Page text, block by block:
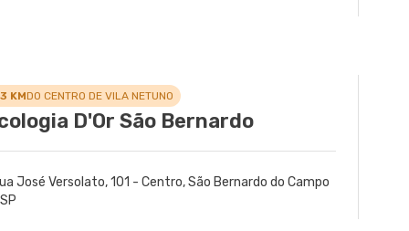
KMDO CENTRO DE VILA NETUNO
D'Or São Bernardo
José Versolato, 101 - Centro, São Bernardo do Campo